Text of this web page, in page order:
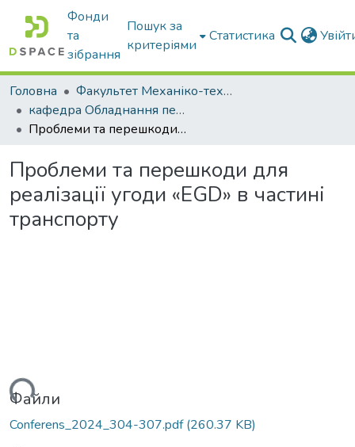
Фонди
та
зібрання
Пошук за
критеріями
Статистика
Головна
Факультет Механіко-технологічний
кафедра Обладнання переробних і харчових виробництв ім. професора Ф.Ю. Ялпачика
Проблеми та перешкоди для реалізації угоди «EGD» в частині транспорту
Проблеми та перешкоди для
реалізації угоди «EGD» в частині
транспорту
Файли
Conferens_2024_304-307.pdf(260.37 KB)